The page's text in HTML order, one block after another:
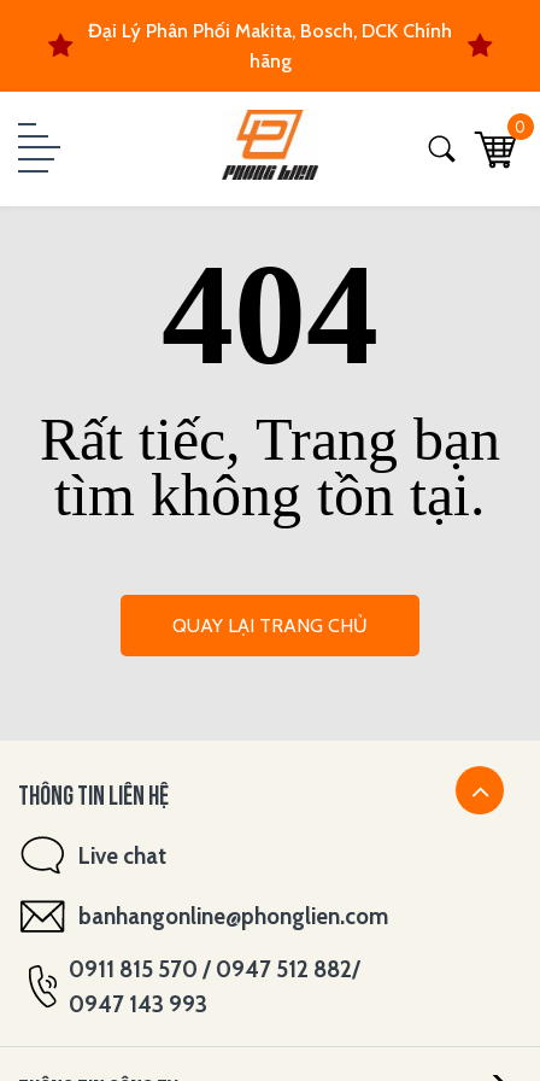
Đại Lý Phân Phối Makita, Bosch, DCK Chính
hãng
0
404
Rất tiếc, Trang bạn
tìm không tồn tại.
QUAY LẠI TRANG CHỦ
THÔNG TIN LIÊN HỆ
Live chat
banhangonline@phonglien.com
0911 815 570 / 0947 512 882/
0947 143 993